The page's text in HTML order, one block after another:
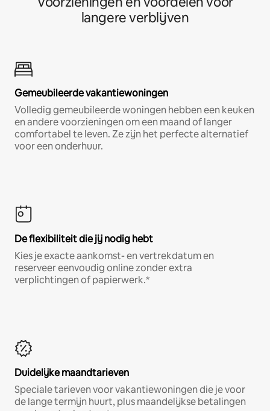
langere verblijven
Gemeubileerde vakantiewoningen
Volledig gemeubileerde woningen hebben een keuken
en andere voorzieningen om een maand of langer
comfortabel te leven. Ze zijn het perfecte alternatief
voor een onderhuur.
De flexibiliteit die jij nodig hebt
Kies je exacte aankomst- en vertrekdatum en
reserveer eenvoudig online zonder extra
verplichtingen of papierwerk.*
Duidelijke maandtarieven
Speciale tarieven voor vakantiewoningen die je voor
de lange termijn huurt, plus maandelijkse betalingen